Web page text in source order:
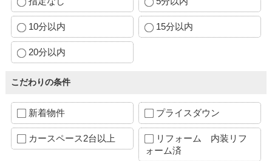
10分以内 15分以内
20分以内
こだわりの条件
新着物件 プライスダウン
カースペース2台以上
リフォーム 内装リフ
ォーム済